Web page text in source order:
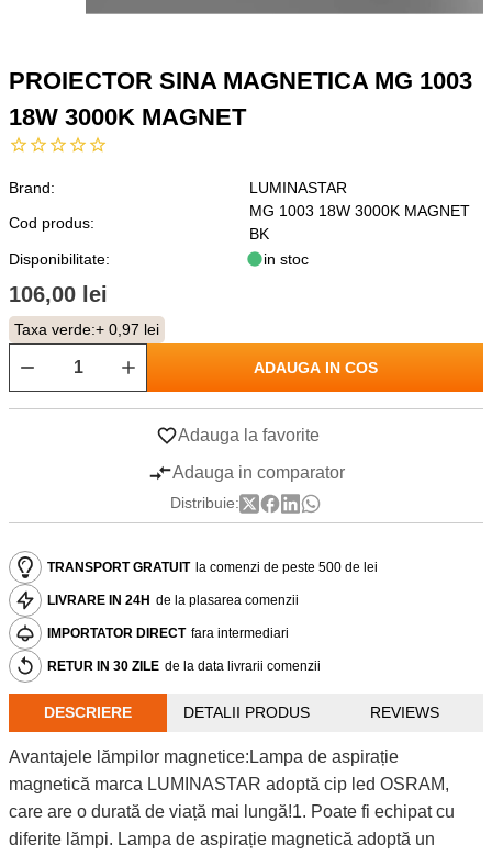
PROIECTOR SINA MAGNETICA MG 1003
18W 3000K MAGNET
Brand:
LUMINASTAR
Cod produs:
MG 1003 18W 3000K MAGNET
BK
Disponibilitate:
in stoc
106,00 lei
Taxa verde:+ 0,97 lei
ADAUGA IN COS
Adauga la favorite
Adauga in comparator
Distribuie:
TRANSPORT GRATUIT la comenzi de peste 500 de lei
LIVRARE IN 24H de la plasarea comenzii
IMPORTATOR DIRECT fara intermediari
RETUR IN 30 ZILE de la data livrarii comenzii
DESCRIERE DETALII PRODUS REVIEWS
Avantajele lămpilor magnetice:Lampa de aspirație
magnetică marca LUMINASTAR adoptă cip led OSRAM,
care are o durată de viață mai lungă!1. Poate fi echipat cu
diferite lămpi. Lampa de aspirație magnetică adoptă un